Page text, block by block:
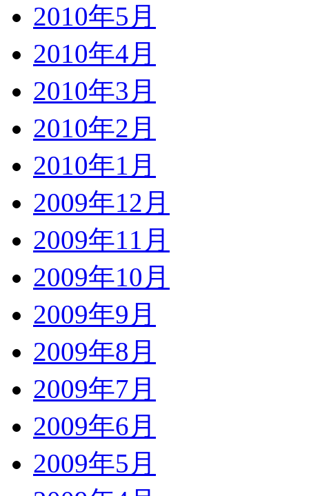
2010年5月
2010年4月
2010年3月
2010年2月
2010年1月
2009年12月
2009年11月
2009年10月
2009年9月
2009年8月
2009年7月
2009年6月
2009年5月